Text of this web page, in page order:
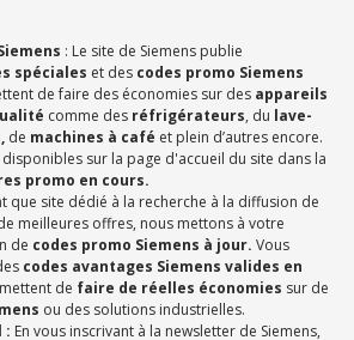
: Le site de Siemens publie
spéciales et des codes promo Siemens
de faire des économies sur des appareils
comme des réfrigérateurs, du lave-
de machines à café et plein d’autres encore.
sur la page d'accueil du site dans la
promo en cours.
que site dédié à la recherche à la diffusion de
meilleures offres, nous mettons à votre
de codes promo Siemens à jour. Vous
codes avantages Siemens valides en
de faire de réelles économies sur de
ou des solutions industrielles.
: En vous inscrivant à la newsletter de Siemens,